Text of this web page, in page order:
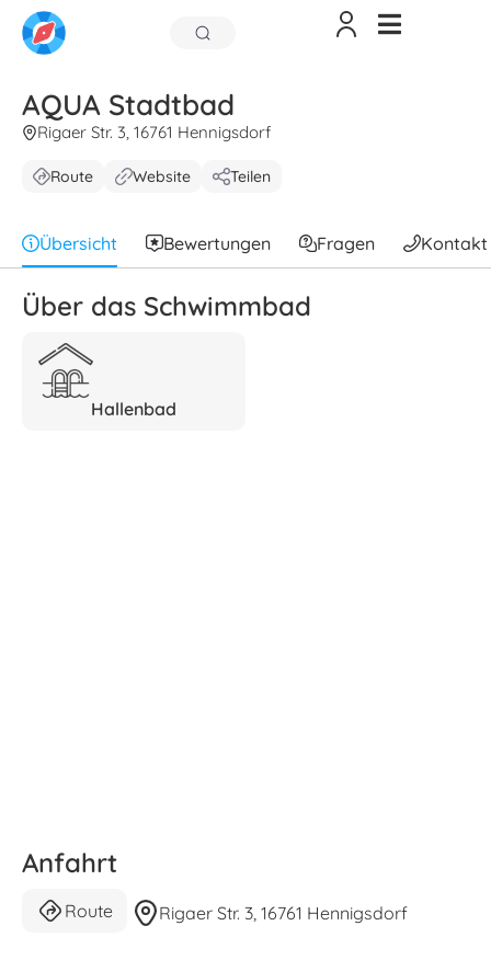
AQUA Stadtbad
Rigaer Str. 3, 16761 Hennigsdorf
Route Website Teilen
Übersicht Bewertungen Fragen Kontakt
Über das Schwimmbad
Hallenbad
Anfahrt
Route Rigaer Str. 3, 16761 Hennigsdorf